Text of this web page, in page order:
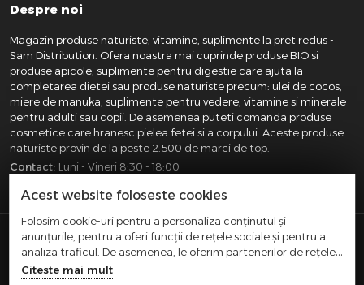
Despre noi
Magazin produse naturiste, vitamine, suplimente la pret redus -
Sam Distribution. Ofera noastra mai cuprinde produse BIO si
produse apicole, suplimente pentru digestie care ajuta la
completarea dietei sau produse naturiste precum: ulei de cocos,
miere de manuka, suplimente pentru vedere, vitamine si minerale
pentru adulti sau copii. De asemenea puteti comanda produse
cosmetice care hranesc pielea fetei si a corpului. Aceste produse
naturiste provin de la peste 2.500 de marci de top.
Contact: Luni - Vineri 8:30 - 18:00
SAM DISTRIBUTION S.R.L.- Registrul Comertului:
J40/10004/2002, Cod fiscal: RO14935035, Adresa: Str.
Dimieni, nr. 7, Bucuresti, sector 5.
Acest website foloseste cookies
Folosim cookie-uri pentru a personaliza conținutul și
anunțurile, pentru a oferi funcții de rețele sociale și pentru a
analiza traficul. De asemenea, le oferim partenerilor de rețele
sociale, de publicitate și de analize informații cu privire la
Citeste mai mult